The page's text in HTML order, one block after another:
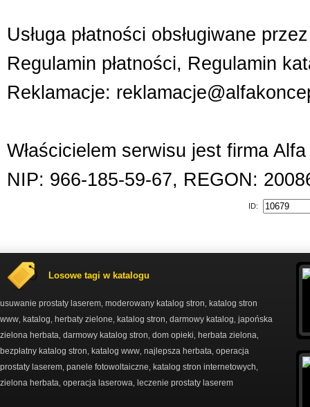
Usługa płatności obsługiwane
Regulamin płatności, Regulamin
Reklamacje:
Właścicielem serwisu jest firma
NIP: 966-185-59-67, REGON:
ID:
Losowe tagi w katalogu
usuwanie prostaty laserem moderowany katalog stron
katalog stron
www katalog herbaty zielone katalog stron darmowy katalog japońska
zielona herbata darmowy katalog stron dom opieki herbata zielona
bezpłatny katalog stron katalog www najlepsza herbata operacja
prostaty laserem panele fotowoltaiczne katalog stron internetowych
zielona herbata operacja laserowa leczenie prostaty laserem